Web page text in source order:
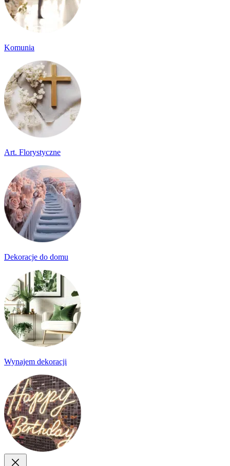
Komunia
Art. Florystyczne
Dekoracje do domu
Wynajem dekoracji